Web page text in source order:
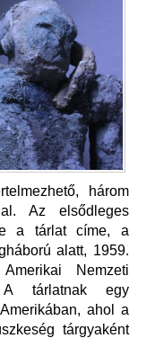
három
Az elsődleges
a tárlat címe, a
alatt, 1959.
Nemzeti
A tárlatnak egy
ahol a
tárgyaként